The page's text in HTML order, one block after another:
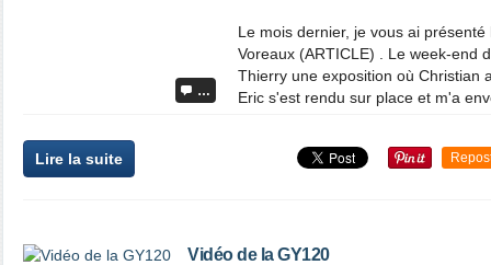
…
Le mois dernier, je vous ai
Voreaux (ARTICLE) . Le week-end
Thierry une exposition où Christian
Eric s'est rendu sur place et m'a
Lire la suite
Vidéo de la GY120